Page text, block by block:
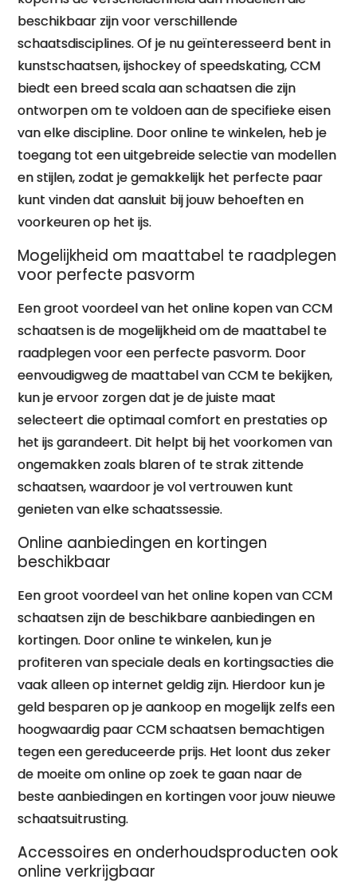
beschikbaar zijn voor verschillende
schaatsdisciplines. Of je nu geïnteresseerd bent in
kunstschaatsen, ijshockey of speedskating, CCM
biedt een breed scala aan schaatsen die zijn
ontworpen om te voldoen aan de specifieke eisen
van elke discipline. Door online te winkelen, heb je
toegang tot een uitgebreide selectie van modellen
en stijlen, zodat je gemakkelijk het perfecte paar
kunt vinden dat aansluit bij jouw behoeften en
voorkeuren op het ijs.
Mogelijkheid om maattabel te raadplegen
voor perfecte pasvorm
Een groot voordeel van het online kopen van CCM
schaatsen is de mogelijkheid om de maattabel te
raadplegen voor een perfecte pasvorm. Door
eenvoudigweg de maattabel van CCM te bekijken,
kun je ervoor zorgen dat je de juiste maat
selecteert die optimaal comfort en prestaties op
het ijs garandeert. Dit helpt bij het voorkomen van
ongemakken zoals blaren of te strak zittende
schaatsen, waardoor je vol vertrouwen kunt
genieten van elke schaatssessie.
Online aanbiedingen en kortingen
beschikbaar
Een groot voordeel van het online kopen van CCM
schaatsen zijn de beschikbare aanbiedingen en
kortingen. Door online te winkelen, kun je
profiteren van speciale deals en kortingsacties die
vaak alleen op internet geldig zijn. Hierdoor kun je
geld besparen op je aankoop en mogelijk zelfs een
hoogwaardig paar CCM schaatsen bemachtigen
tegen een gereduceerde prijs. Het loont dus zeker
de moeite om online op zoek te gaan naar de
beste aanbiedingen en kortingen voor jouw nieuwe
schaatsuitrusting.
Accessoires en onderhoudsproducten ook
online verkrijgbaar